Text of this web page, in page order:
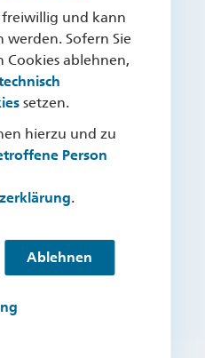
und kann
Sofern Sie
Cookies ablehnen,
setzen.
hierzu und zu
Person
.
Ablehnen